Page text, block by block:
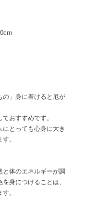
の」身に着けると厄が
おすすめです。
とっても心身に大き
。
と体のエネルギーが調
身につけることは、
。